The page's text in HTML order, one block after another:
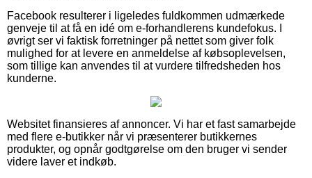
Facebook resulterer i ligeledes fuldkommen udmærkede
genveje til at få en idé om e-forhandlerens kundefokus. I
øvrigt ser vi faktisk forretninger på nettet som giver folk
mulighed for at levere en anmeldelse af købsoplevelsen,
som tillige kan anvendes til at vurdere tilfredsheden hos
kunderne.
Websitet finansieres af annoncer. Vi har et fast samarbejde
med flere e-butikker når vi præsenterer butikkernes
produkter, og opnår godtgørelse om den bruger vi sender
videre laver et indkøb.